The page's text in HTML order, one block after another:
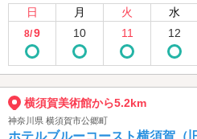
日 月 火 水
8/9 10 11 12
横須賀美術館から5.2km
神奈川県 横須賀市公郷町